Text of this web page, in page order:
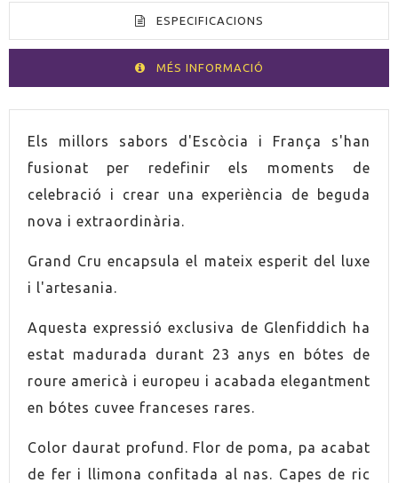
ESPECIFICACIONS
MÉS INFORMACIÓ
VOLUM 70cl
PAÍS
CONTÉ ESTOIG Sí
Els millors sabors d'Escòcia i França s'han
fusionat per redefinir els moments de
celebració i crear una experiència de beguda
nova i extraordinària.
Grand Cru encapsula el mateix esperit del luxe
i l'artesania.
Aquesta expressió exclusiva de Glenfiddich ha
estat madurada durant 23 anys en bótes de
roure americà i europeu i acabada elegantment
en bótes cuvee franceses rares.
Color daurat profund. Flor de poma, pa acabat
de fer i llimona confitada al nas. Capes de ric